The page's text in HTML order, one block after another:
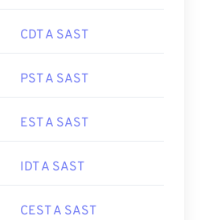
CDT A SAST
PST A SAST
EST A SAST
IDT A SAST
CEST A SAST